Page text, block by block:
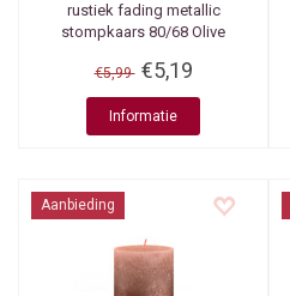
rustiek fading metallic
stompkaars 80/68 Olive
€5,99 €5,19
Informatie
Aanbieding